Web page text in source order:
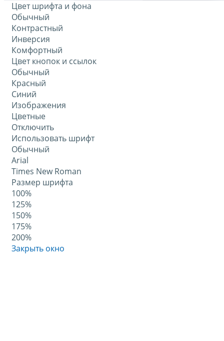
Цвет шрифта и фона
Обычный
Контрастный
Инверсия
Комфортный
Цвет кнопок и ссылок
Обычный
Красный
Синий
Изображения
Цветные
Отключить
Использовать шрифт
Обычный
Arial
Times New Roman
Размер шрифта
100%
125%
150%
175%
200%
Закрыть окно